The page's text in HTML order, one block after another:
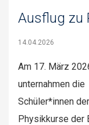
Ausflug zu
14.04.2026
Am 17. März
unternahmen die
Schüler*innen der
Physikkurse der